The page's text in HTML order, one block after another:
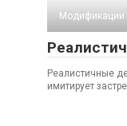
Модификации
Реалистичные
имитирует